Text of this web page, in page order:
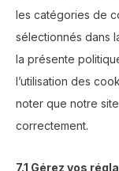
les catégories de
sélectionnés dans
la présente
l’utilisation des
noter que notre
correctement.
7.1 Gérez vos